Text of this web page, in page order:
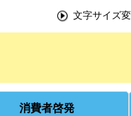
文字サイズ
消費者啓発